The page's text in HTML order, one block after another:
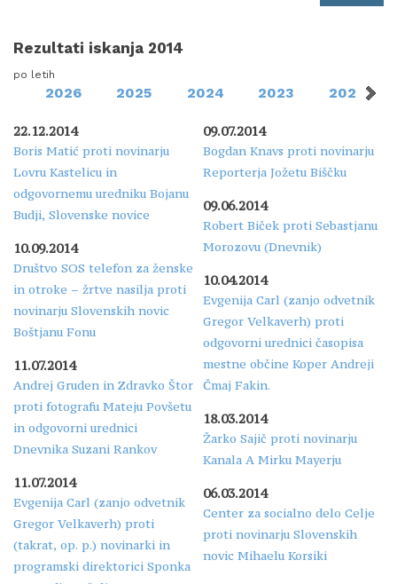
Rezultati iskanja 2014
po letih
2026 2025 2024 2023 2022
22.12.2014
Boris Matić proti novinarju
Lovru Kastelicu in
odgovornemu uredniku Bojanu
Budji, Slovenske novice
10.09.2014
Društvo SOS telefon za ženske
in otroke – žrtve nasilja proti
novinarju Slovenskih novic
Boštjanu Fonu
11.07.2014
Andrej Gruden in Zdravko Štor
proti fotografu Mateju Povšetu
in odgovorni urednici
Dnevnika Suzani Rankov
11.07.2014
Evgenija Carl (zanjo odvetnik
Gregor Velkaverh) proti
(takrat, op. p.) novinarki in
programski direktorici Sponka
09.07.2014
Bogdan Knavs proti novinarju
Reporterja Jožetu Biščku
09.06.2014
Robert Biček proti Sebastjanu
Morozovu (Dnevnik)
10.04.2014
Evgenija Carl (zanjo odvetnik
Gregor Velkaverh) proti
odgovorni urednici časopisa
mestne občine Koper Andreji
Čmaj Fakin.
18.03.2014
Žarko Sajič proti novinarju
Kanala A Mirku Mayerju
06.03.2014
Center za socialno delo Celje
proti novinarju Slovenskih
novic Mihaelu Korsiki